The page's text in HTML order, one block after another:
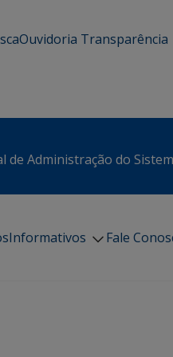
Ouvidoria Transparência
de Administração do
Informativos Fale